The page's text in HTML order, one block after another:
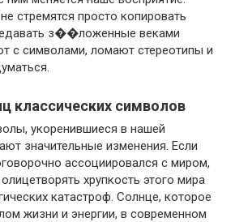
стремятся просто копировать
з��ложенные веками
с символами, ломают стереотипы и
классических символов
укоренившиеся в нашей
значительные изменения. Если
ассоциировался с миром,
хрупкость этого мира
катастроф. Солнце, которое
жизни и энергии, в современном